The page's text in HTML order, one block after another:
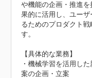
や機能の企画・推進
果的に活用し、ユー
るためのプロダクト
す。
【具体的な業務】
・機械学習を活用し
案の企画・立案